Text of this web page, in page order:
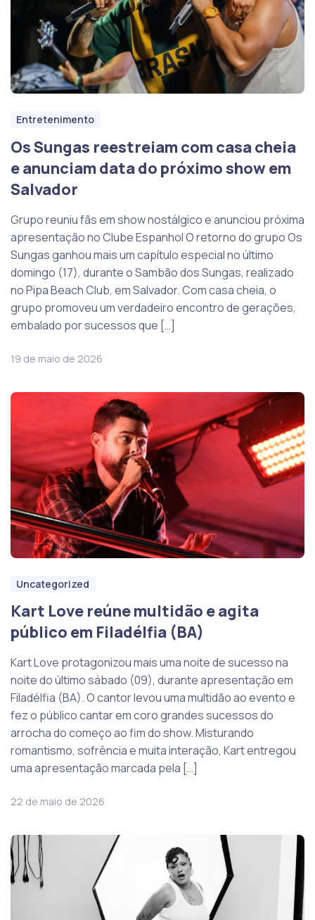
Entretenimento
Os Sungas reestreiam com casa cheia
e anunciam data do próximo show em
Salvador
Grupo reuniu fãs em show nostálgico e anunciou próxima
apresentação no Clube Espanhol O retorno do grupo Os
Sungas ganhou mais um capítulo especial no último
domingo (17), durante o Sambão dos Sungas, realizado
no Pipa Beach Club, em Salvador. Com casa cheia, o
grupo promoveu um verdadeiro encontro de gerações,
embalado por sucessos que […]
19 de maio de 2026
Uncategorized
Kart Love reúne multidão e agita
público em Filadélfia (BA)
Kart Love protagonizou mais uma noite de sucesso na
noite do último sábado (09), durante apresentação em
Filadélfia (BA). O cantor levou uma multidão ao evento e
fez o público cantar em coro grandes sucessos do
arrocha do começo ao fim do show. Misturando
romantismo, sofrência e muita interação, Kart entregou
uma apresentação marcada pela […]
22 de maio de 2026